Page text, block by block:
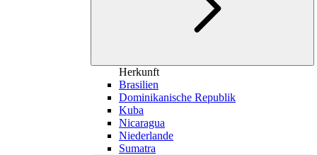
Herkunft
Brasilien
Dominikanische Republik
Kuba
Nicaragua
Niederlande
Sumatra